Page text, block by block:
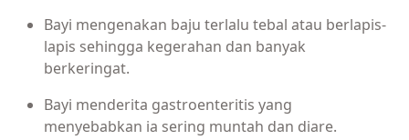
Bayi mengenakan baju terlalu tebal atau berlapis-
lapis sehingga kegerahan dan banyak
berkeringat.
Bayi menderita gastroenteritis yang
menyebabkan ia sering muntah dan diare.